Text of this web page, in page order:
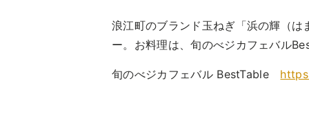
浪江町のブランド玉ねぎ「浜の輝（
ー。お料理は、旬のべジカフェバル
旬のべジカフェバル BestTable